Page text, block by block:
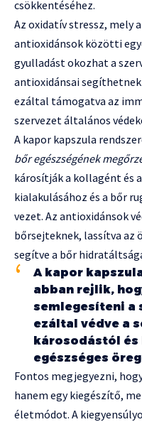
csökkentéséhez.
Az oxidatív stressz, mely
antioxidánsok közötti
gyulladást okozhat a
antioxidánsai
ezáltal támogatva az
szervezet általános
A kapor kapszula
bőr egészségének
károsítják a kollagént és
kialakulásához és a bőr
vezet. Az antioxidánsok
bőrsejteknek, lassítva az
segítve a bőr
A kapor
abban rejlik,
semlegesíteni a
ezáltal védve a
károsodástól és
egészséges
Fontos megjegyezni,
hanem egy kiegészítő,
életmódot. A